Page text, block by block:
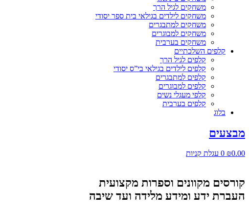
משחקים לגיל הרך
משחקים לילדים בגילאי בית ספר יסודי
משחקים למתבגרים
משחקים למבוגרים
משחקים בערבית
קלפים השלכתיים
קלפים לגיל הרך
קלפים לילדים בגילאי בי”ס יסודי
קלפים למתבגרים
קלפים למבוגרים
קלפי מעגלי נשים
קלפים בערבית
בלוג
מבצעים
₪0.00
0 עגלת קניות
קורסים מקוונים וספרות מקצועית
העברת ידע ומידע מלידה ועד שיבה